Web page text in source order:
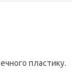
пластику.